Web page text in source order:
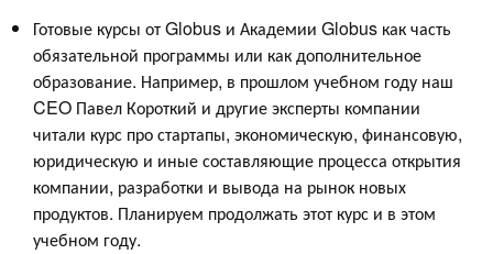
Готовые курсы от Globus и Академии Globus как часть
обязательной программы или как дополнительное
образование. Например, в прошлом учебном году наш
CEO Павел Короткий и другие эксперты компании
читали курс про стартапы, экономическую, финансовую,
юридическую и иные составляющие процесса открытия
компании, разработки и вывода на рынок новых
продуктов. Планируем продолжать этот курс и в этом
учебном году.